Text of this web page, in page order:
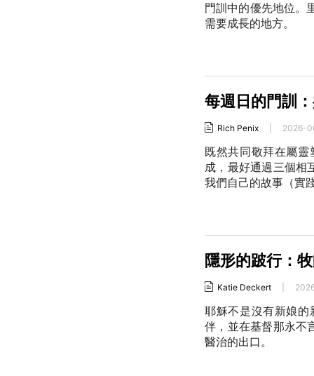
門訓中的優先地位。
需要成長的地方。
每週日的門訓
Rich Penix 2026-
既然共同敬拜在屬
成，最好通過三個相
我們自己的故事（實
隱形的跛行：
Katie Deckert
耶穌不是沒有新娘
伴，並在基督那永不
醫治的出口。